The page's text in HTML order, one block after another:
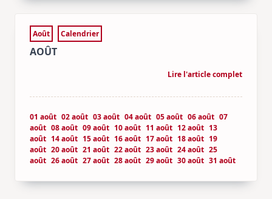
Août Calendrier
AOÛT
Lire l'article complet
01 août 02 août 03 août 04 août 05 août 06 août 07
août 08 août 09 août 10 août 11 août 12 août 13
août 14 août 15 août 16 août 17 août 18 août 19
août 20 août 21 août 22 août 23 août 24 août 25
août 26 août 27 août 28 août 29 août 30 août 31 août